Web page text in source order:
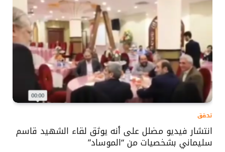
تحقق
انتشار فيديو مضلل على أنه يوثق لقاء الشهيد قاسم
سليماني بشخصيات من “الموساد”